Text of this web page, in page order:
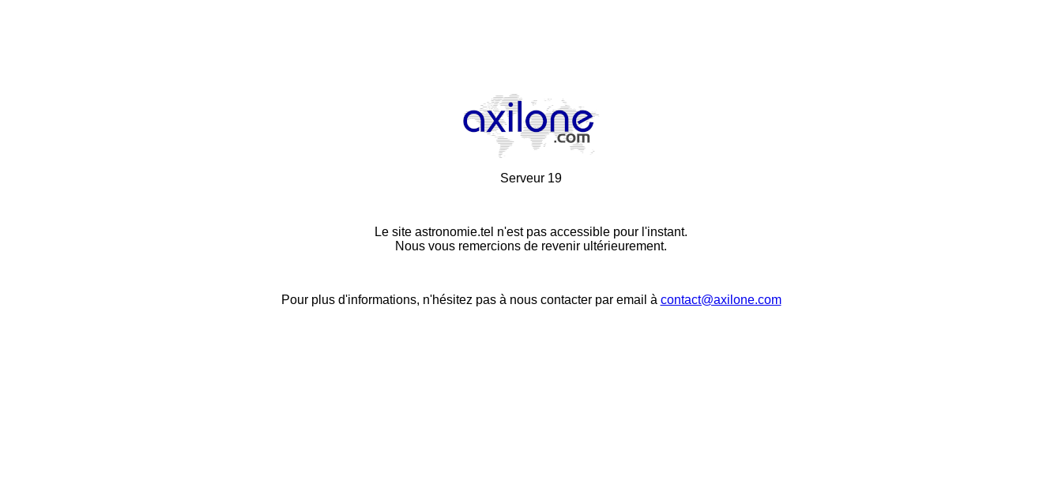
Serveur 19
Le site astronomie.tel n'est pas accessible pour l'instant.
Nous vous remercions de revenir ultérieurement.
Pour plus d'informations, n'hésitez pas à nous contacter par email à contact@axilone.com